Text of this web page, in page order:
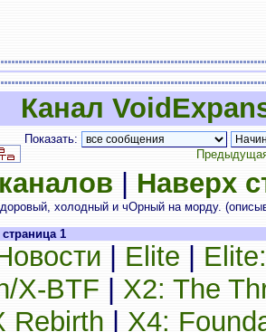
Канал
Показать:
Наверх
холодный и чОрный на морду.
1
Elite
X-BTF
X2: The
Rebirth X4: